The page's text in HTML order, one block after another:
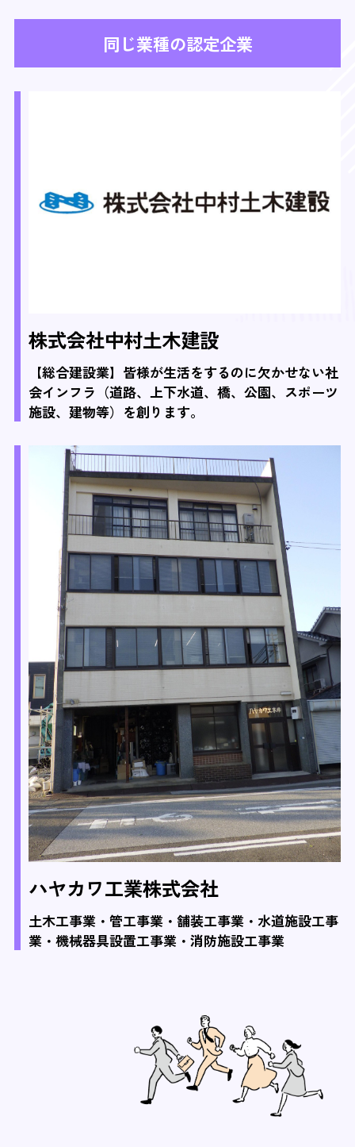
同じ業種の認定企業
株式会社中村土木建設
【総合建設業】皆様が生活をするのに欠かせない社
会インフラ（道路、上下水道、橋、公園、スポーツ
施設、建物等）を創ります。
ハヤカワ工業株式会社
土木工事業・管工事業・舗装工事業・水道施設工事
業・機械器具設置工事業・消防施設工事業